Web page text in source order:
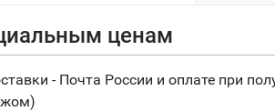
ценам
- Почта России и оплате при